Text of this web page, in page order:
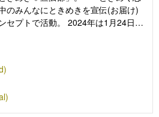
のみんなにときめきを宣伝(お届け)
セプトで活動。 2024年は1月24日
浜アリーナでワンマンライブ
、「ときめく恋と青春」に収録され
最上級にかわいいの！」がTikTok上
けてインドネシア・ジャカルタと韓
含むライブツアーを開催し、12月4
めきルールブック」をリリースし